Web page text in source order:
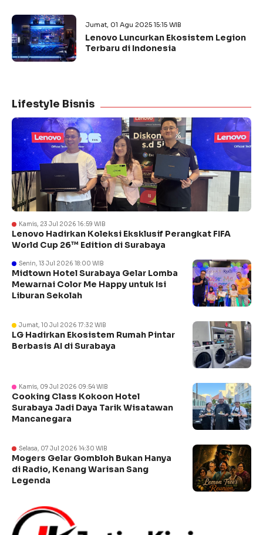
Jumat, 01 Agu 2025 15:15 WIB
Lenovo Luncurkan Ekosistem Legion
Terbaru di Indonesia
Lifestyle Bisnis
Kamis, 23 Jul 2026 16:59 WIB
Lenovo Hadirkan Koleksi Eksklusif Perangkat FIFA
World Cup 26™ Edition di Surabaya
Senin, 13 Jul 2026 18:00 WIB
Midtown Hotel Surabaya Gelar Lomba
Mewarnai Color Me Happy untuk Isi
Liburan Sekolah
Jumat, 10 Jul 2026 17:32 WIB
LG Hadirkan Ekosistem Rumah Pintar
Berbasis AI di Surabaya
Kamis, 09 Jul 2026 09:54 WIB
Cooking Class Kokoon Hotel
Surabaya Jadi Daya Tarik Wisatawan
Mancanegara
Selasa, 07 Jul 2026 14:30 WIB
Mogers Gelar Gombloh Bukan Hanya
di Radio, Kenang Warisan Sang
Legenda